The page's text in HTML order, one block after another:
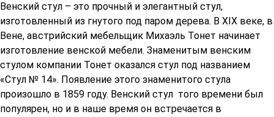
Венский стул – это прочный и элегантный стул,
изготовленный из гнутого под паром дерева. В XIX веке, в
Вене, австрийский мебельщик Михаэль Тонет начинает
изготовление венской мебели. Знаменитым венским
стулом компании Тонет оказался стул под названием
«Стул № 14». Появление этого знаменитого стула
произошло в 1859 году. Венский стул того времени был
популярен, но и в наше время он встречается в